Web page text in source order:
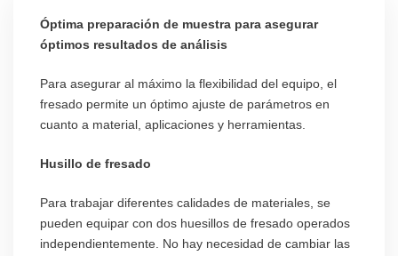
Óptima preparación de muestra para asegurar
óptimos resultados de análisis
Para asegurar al máximo la flexibilidad del equipo, el
fresado permite un óptimo ajuste de parámetros en
cuanto a material, aplicaciones y herramientas.
Husillo de fresado
Para trabajar diferentes calidades de materiales, se
pueden equipar con dos huesillos de fresado operados
independientemente. No hay necesidad de cambiar las